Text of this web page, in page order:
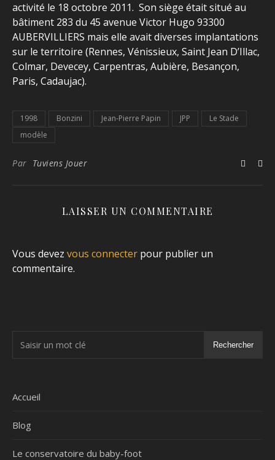
activité le 18 octobre 2011. Son siège était situé au
bâtiment 283 du 45 avenue Victor Hugo 93300
AUBERVILLIERS mais elle avait diverses implantations
sur le territoire (Rennes, Vénissieux, Saint Jean D’Illac,
Colmar, Devecey, Carpentras, Aubière, Besançon,
Paris, Cadaujac).
1998 Bonzini Jean-Pierre Papin JPP
Le Stade
modèle
Par Tuviens Jouer
LAISSER UN COMMENTAIRE
Vous devez vous connecter pour publier un
commentaire.
Rechercher
Accueil
Blog
Le conservatoire du baby-foot